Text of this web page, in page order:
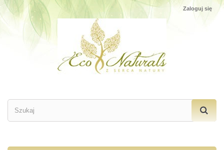
Zaloguj się